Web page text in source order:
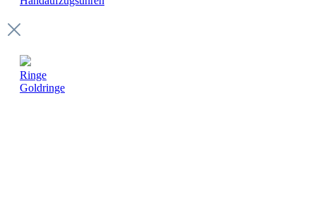
Ringe
Goldringe